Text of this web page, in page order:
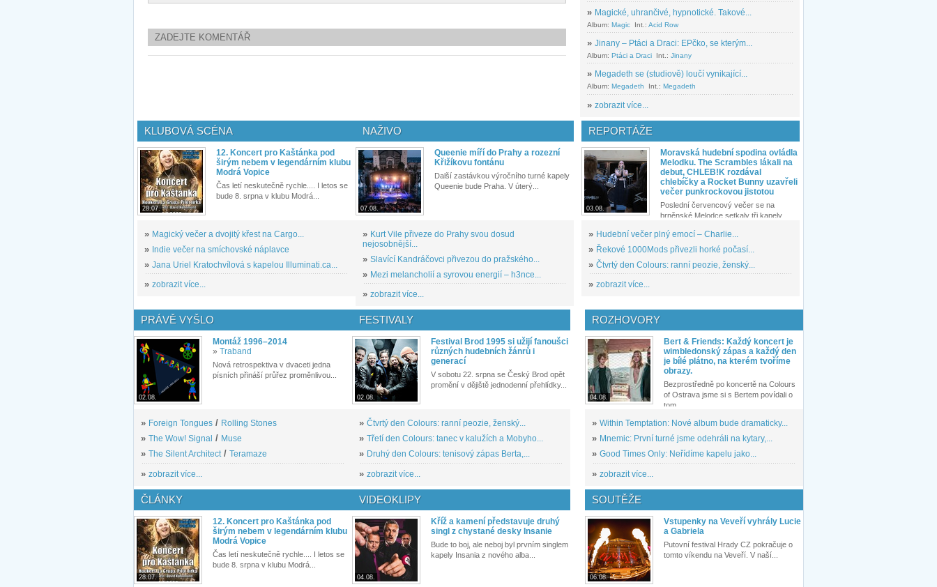
ZADEJTE KOMENTÁŘ
» Magické, uhrančivé, hypnotické. Takové...
Album: Magic Int.: Acid Row
» Jinany – Ptáci a Draci: EPčko, se kterým...
Album: Ptáci a Draci Int.: Jinany
» Megadeth se (studiově) loučí vynikající...
Album: Megadeth Int.: Megadeth
» zobrazit více...
KLUBOVÁ SCÉNA
28.07.
12. Koncert pro Kaštánka pod
širým nebem v legendárním klubu
Modrá Vopice
Čas letí neskutečně rychle.... I letos se
bude 8. srpna v klubu Modrá...
» Magický večer a dvojitý křest na Cargo...
» Indie večer na smíchovské náplavce
» Jana Uriel Kratochvílová s kapelou Illuminati.ca...
» zobrazit více...
NAŽIVO
07.08.
Queenie míří do Prahy a rozezní
Křižíkovu fontánu
Další zastávkou výročního turné kapely
Queenie bude Praha. V úterý...
» Kurt Vile přiveze do Prahy svou dosud
nejosobnější...
» Slavící Kandráčovci přivezou do pražského...
» Mezi melancholií a syrovou energií – h3nce...
» zobrazit více...
REPORTÁŽE
03.08.
Moravská hudební spodina ovládla
Melodku. The Scrambles lákali na
debut, CHLEB!K rozdával
chlebíčky a Rocket Bunny uzavřeli
večer punkrockovou jistotou
Poslední červencový večer se na
brněnské Melodce setkaly tři kapely...
» Hudební večer plný emocí – Charlie...
» Řekové 1000Mods přivezli horké počasí...
» Čtvrtý den Colours: ranní peozie, ženský...
» zobrazit více...
PRÁVĚ VYŠLO
02.08.
Montáž 1996–2014
» Traband
Nová retrospektiva v dvaceti jedna
písních přináší průřez proměnlivou...
» Foreign Tongues / Rolling Stones
» The Wow! Signal / Muse
» The Silent Architect/ Teramaze
» zobrazit více...
FESTIVALY
02.08.
Festival Brod 1995 si užijí fanoušci
různých hudebních žánrů i
generací
V sobotu 22. srpna se Český Brod opět
promění v dějiště jednodenní přehlídky...
» Čtvrtý den Colours: ranní peozie, ženský...
» Třetí den Colours: tanec v kalužích a Mobyho...
» Druhý den Colours: tenisový zápas Berta,...
» zobrazit více...
ROZHOVORY
04.08.
Bert & Friends: Každý koncert je
wimbledonský zápas a každý den
je bílé plátno, na kterém tvoříme
obrazy.
Bezprostředně po koncertě na Colours
of Ostrava jsme si s Bertem povídali o
tom,...
» Within Temptation: Nové album bude dramaticky...
» Mnemic: První turné jsme odehráli na kytary,...
» Good Times Only: Neřídíme kapelu jako...
» zobrazit více...
ČLÁNKY
28.07.
12. Koncert pro Kaštánka pod
širým nebem v legendárním klubu
Modrá Vopice
Čas letí neskutečně rychle.... I letos se
bude 8. srpna v klubu Modrá...
VIDEOKLIPY
04.08.
Kříž a kamení představuje druhý
singl z chystané desky Insanie
Bude to boj, ale neboj byl prvním singlem
kapely Insania z nového alba...
SOUTĚŽE
06.08.
Vstupenky na Veveří vyhrály Lucie
a Gabriela
Putovní festival Hrady CZ pokračuje o
tomto víkendu na Veveří. V naší...